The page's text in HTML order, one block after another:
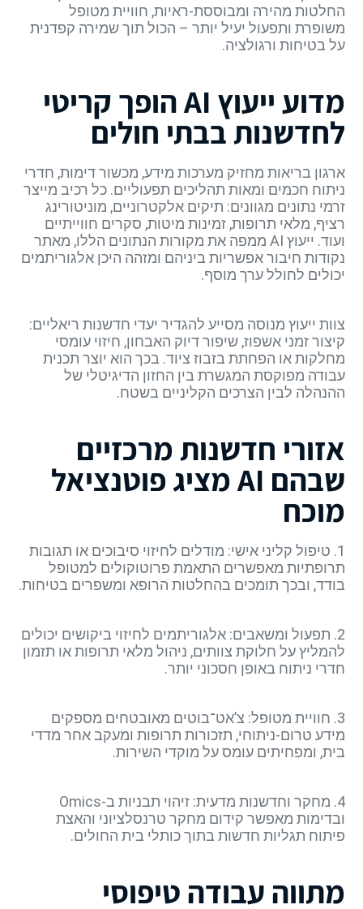
החלטות מהירה ומבוססת-ראיות, חוויית מטופל
משופרת ותפעול יעיל יותר – הכול תוך שמירה קפדנית
על בטיחות ורגולציה.
מדוע ייעוץ AI הופך קריטי
לחדשנות בבתי חולים
ארגון בריאות מחזיק מערכות מידע, מכשור דימות, חדרי
ניתוח חכמים ומאות תהליכים תפעוליים. כל רכיב מייצר
זרמי נתונים מגוונים: תיקים אלקטרוניים, מוניטורינג
רציף, מלאי תרופות, זמינות מיטות, סקרים חווייתיים
ועוד. ייעוץ AI ממפה את מקורות הנתונים הללו, מאתר
נקודות חיבור אפשריות ביניהם ומזהה היכן אלגוריתמים
יכולים לחולל ערך מוסף.
צוות ייעוץ מנוסה מסייע להגדיר יעדי חדשנות ריאליים:
קיצור זמני אשפוז, שיפור דיוק האבחון, חיזוי עומסי
מחלקות או הפחתת בזבוז ציוד. בכך הוא יוצר תכנית
עבודה מפוקסת המגשרת בין החזון הדיגיטלי של
ההנהלה לבין הצרכים הקליניים בשטח.
אזורי חדשנות מרכזיים
שבהם AI מציג פוטנציאל
מוכח
1. טיפול קליני אישי: מודלים לחיזוי סיבוכים או תגובות
תרופתיות מאפשרים התאמת פרוטוקולים למטופל
בודד, ובכך תומכים בהחלטות הרופא ומשפרים בטיחות.
2. תפעול ומשאבים: אלגוריתמים לחיזוי ביקושים יכולים
להמליץ על חלוקת צוותים, ניהול מלאי תרופות או תזמון
חדרי ניתוח באופן חסכוני יותר.
3. חוויית מטופל: צ’אט־בוטים מאובטחים מספקים
מידע טרום-ניתוחי, תזכורות תרופות ומעקב אחר מדדי
בית, ומפחיתים עומס על מוקדי השירות.
4. מחקר וחדשנות מדעית: זיהוי תבניות ב-Omics
ובדימות מאפשר קידום מחקר טרנסלציוני והאצת
פיתוח תגליות חדשות בתוך כותלי בית החולים.
מתווה עבודה טיפוסי